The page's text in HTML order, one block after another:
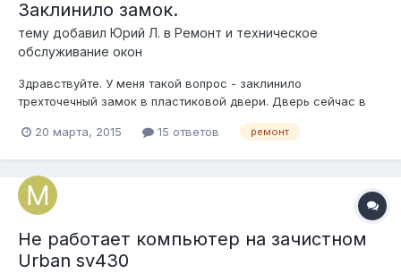
Заклинило замок.
тему добавил Юрий Л. в Ремонт и техническое
обслуживание окон
Здравствуйте. У меня такой вопрос - заклинило
трехточечный замок в пластиковой двери. Дверь сейчас в
высотой 2100 и шириной 850, на высоте 750 мм установлен
стеклопакет. Выбрал стекло и панель, но отжат...
20 марта, 2015 15 ответов ремонт
Не работает компьютер на зачистном
Urban sv430